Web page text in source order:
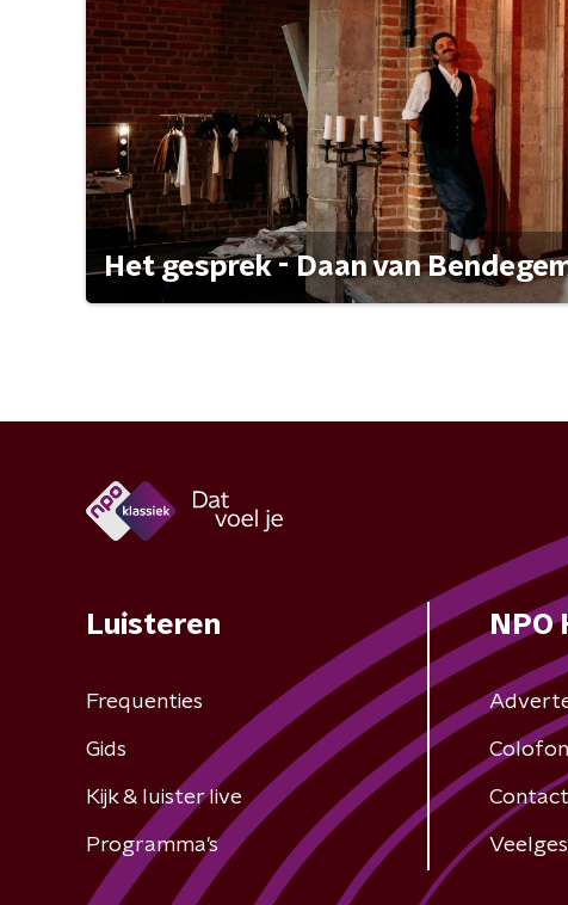
Het gesprek - Daan van
Luisteren
Frequenties
Gids
Kijk & luister live
Programma's
NPO
Colofon
Contact